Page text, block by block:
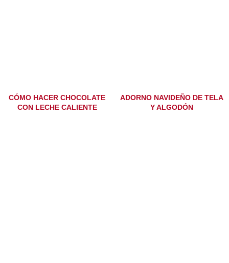
CÓMO HACER CHOCOLATE
CON LECHE CALIENTE
ADORNO NAVIDEÑO DE TELA
Y ALGODÓN